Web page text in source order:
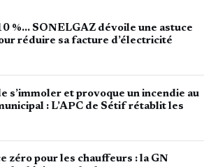
%… SONELGAZ dévoile une astuce
réduire sa facture d’électricité
s’immoler et provoque un incendie au
: L’APC de Sétif rétablit les
zéro pour les chauffeurs : la GN